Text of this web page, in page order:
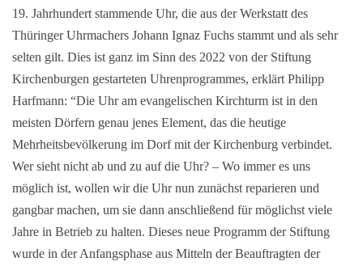
19. Jahrhundert stammende Uhr, die aus der Werkstatt des
Thüringer Uhrmachers Johann Ignaz Fuchs stammt und als sehr
selten gilt. Dies ist ganz im Sinn des 2022 von der Stiftung
Kirchenburgen gestarteten Uhrenprogrammes, erklärt Philipp
Harfmann: “Die Uhr am evangelischen Kirchturm ist in den
meisten Dörfern genau jenes Element, das die heutige
Mehrheitsbevölkerung im Dorf mit der Kirchenburg verbindet.
Wer sieht nicht ab und zu auf die Uhr? – Wo immer es uns
möglich ist, wollen wir die Uhr nun zunächst reparieren und
gangbar machen, um sie dann anschließend für möglichst viele
Jahre in Betrieb zu halten. Dieses neue Programm der Stiftung
wurde in der Anfangsphase aus Mitteln der Beauftragten der